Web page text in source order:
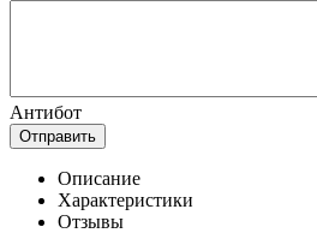
Антибот
Отправить
Описание
Характеристики
Отзывы